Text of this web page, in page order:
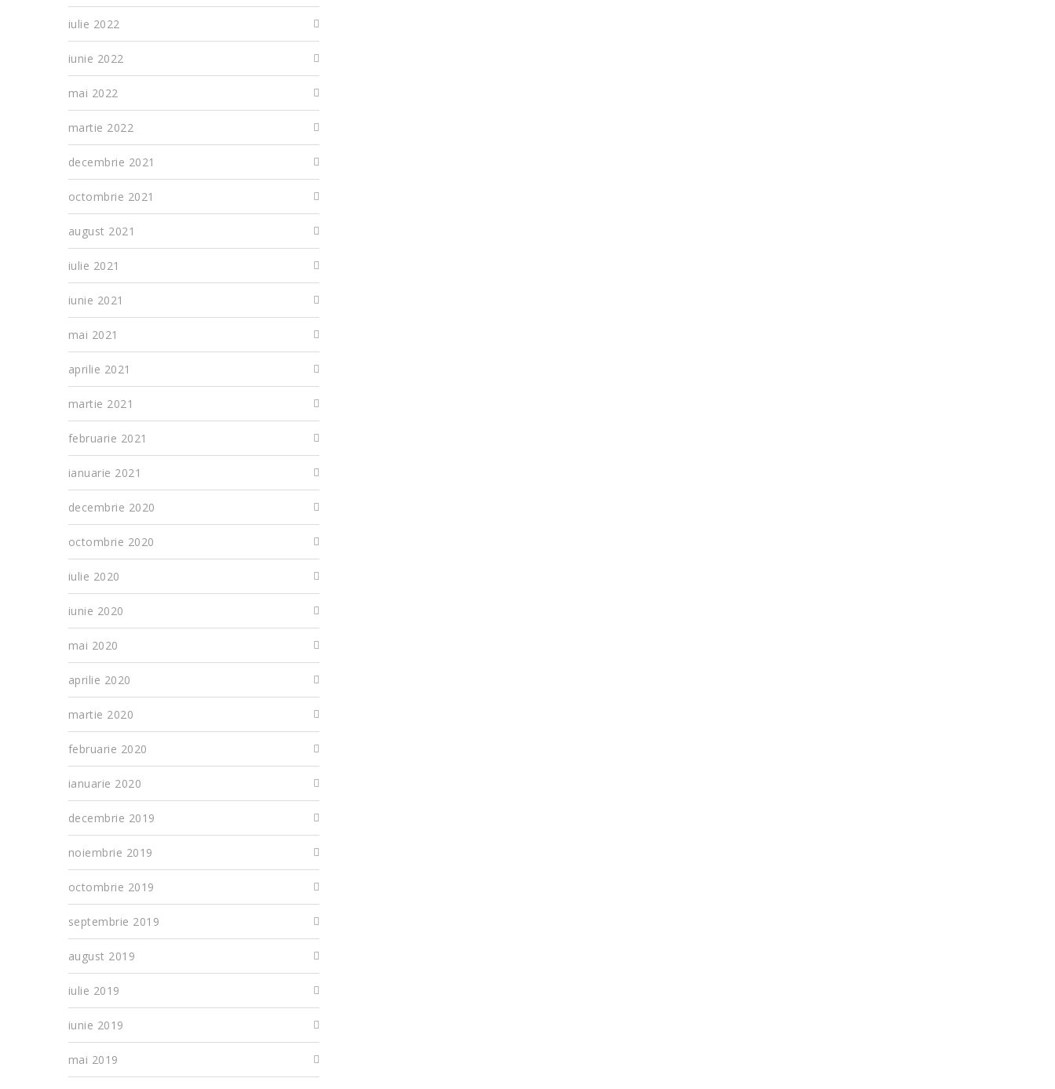
iulie 2022
iunie 2022
mai 2022
martie 2022
decembrie 2021
octombrie 2021
august 2021
iulie 2021
iunie 2021
mai 2021
aprilie 2021
martie 2021
februarie 2021
ianuarie 2021
decembrie 2020
octombrie 2020
iulie 2020
iunie 2020
mai 2020
aprilie 2020
martie 2020
februarie 2020
ianuarie 2020
decembrie 2019
noiembrie 2019
octombrie 2019
septembrie 2019
august 2019
iulie 2019
iunie 2019
mai 2019